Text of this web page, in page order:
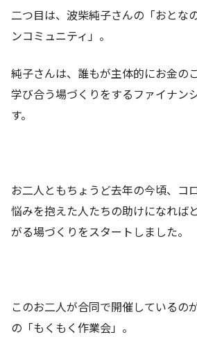
二つ目は、波柴純子さんの「おと
ンコミュニティ」。
純子さんは、誰もが主体的にお金の
学び合う場づくりをするファイナン
す。
お二人ともちょうど去年の今頃、コ
悩みを抱えた人たちの助けになれば
がる場づくりをスタートしました。
このお二人が合同で開催しているの
の「もくもく作業会」。